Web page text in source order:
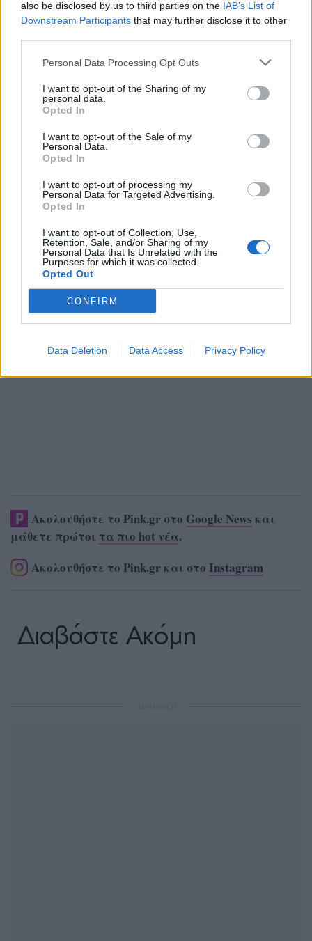
also be disclosed by us to third parties on the IAB’s List of
Downstream Participants that may further disclose it to other
Personal Data Processing Opt Outs
I want to opt-out of the Sharing of my
personal data.
Opted In
I want to opt-out of the Sale of my
Personal Data.
Opted In
I want to opt-out of processing my
Personal Data for Targeted Advertising.
Opted In
I want to opt-out of Collection, Use,
Retention, Sale, and/or Sharing of my
Personal Data that Is Unrelated with the
Purposes for which it was collected.
Opted Out
CONFIRM
Data Deletion Data Access Privacy Policy
αποκατάσταση όσο και για τη δικαστική διαμάχη
ΔΙΑΦΗΜΙΣΗ
Ακολουθήστε το Pink.gr στο Google News και
μάθετε πρώτοι τα πιο hot νέα.
Ακολουθήστε το Pink.gr και στο Instagram
Διαβάστε Ακόμη